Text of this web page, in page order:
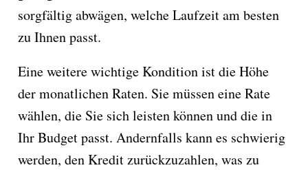
sorgfältig abwägen, welche Laufzeit am besten
zu Ihnen passt.
Eine weitere wichtige Kondition ist die Höhe
der monatlichen Raten. Sie müssen eine Rate
wählen, die Sie sich leisten können und die in
Ihr Budget passt. Andernfalls kann es schwierig
werden, den Kredit zurückzuzahlen, was zu